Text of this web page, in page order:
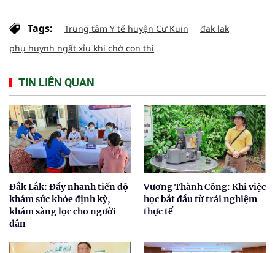
Tags: Trung tâm Y tế huyện Cư Kuin
đak lak
phụ huynh ngất xỉu khi chờ con thi
TIN LIÊN QUAN
Đắk Lắk: Đẩy nhanh tiến độ
khám sức khỏe định kỳ,
khám sàng lọc cho người
dân
Vương Thành Công: Khi việc
học bắt đầu từ trải nghiệm
thực tế